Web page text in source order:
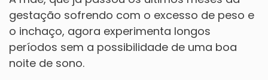
gestação sofrendo com o excesso de peso e
o inchaço, agora experimenta longos
períodos sem a possibilidade de uma boa
noite de sono.